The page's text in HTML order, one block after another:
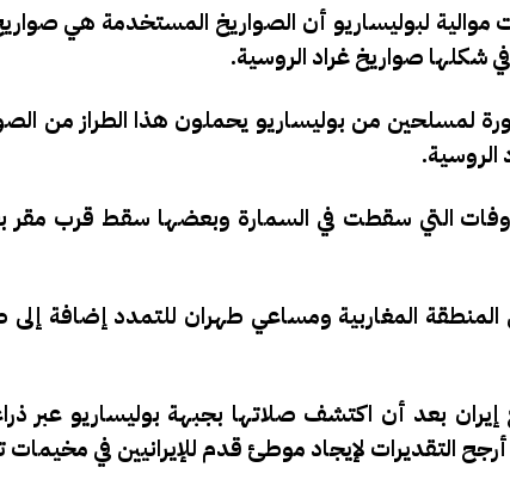
لبوليساريو أن الصواريخ المستخدمة هي
صواريخ غراد الروسية.
من بوليساريو يحملون هذا الطراز من
الروسية.
التي سقطت في السمارة وبعضها سقط قرب مقر
المغاربية ومساعي طهران للتمدد إضافة
الدبلوماسية مع إيران بعد أن اكتشف صلاتها بجبهة بوليساريو
أرجح التقديرات لإيجاد موطئ قدم للإيرانيين في